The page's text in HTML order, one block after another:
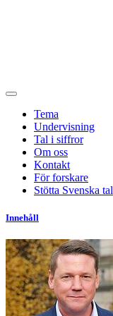
Tema
Undervisning
Tal i siffror
Om oss
Kontakt
För forskare
Stötta Svenska tal
Innehåll